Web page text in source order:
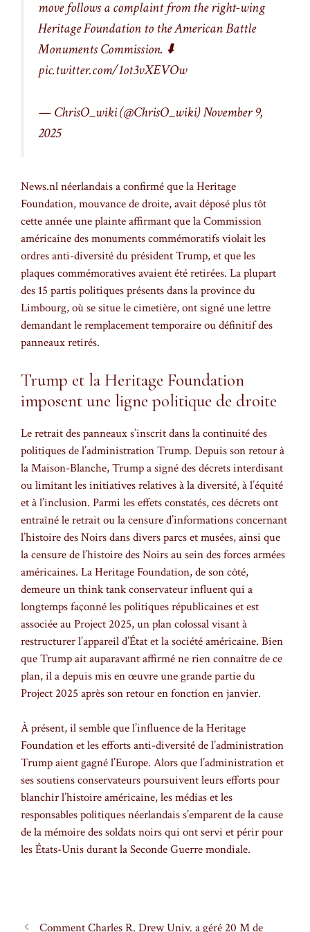
move follows a complaint from the right-wing
Heritage Foundation to the American Battle
Monuments Commission. ⬇️
pic.twitter.com/1ot3vXEVOw
— ChrisO_wiki (@ChrisO_wiki)November 9,
2025
News.nl néerlandais a confirmé que la Heritage
Foundation, mouvance de droite, avait déposé plus tôt
cette année une plainte affirmant que la Commission
américaine des monuments commémoratifs violait les
ordres anti-diversité du président Trump, et que les
plaques commémoratives avaient été retirées. La plupart
des 15 partis politiques présents dans la province du
Limbourg, où se situe le cimetière, ont signé une lettre
demandant le remplacement temporaire ou définitif des
panneaux retirés.
Trump et la Heritage Foundation
imposent une ligne politique de droite
Le retrait des panneaux s’inscrit dans la continuité des
politiques de l’administration Trump. Depuis son retour à
la Maison-Blanche, Trump a signé des décrets interdisant
ou limitant les initiatives relatives à la diversité, à l’équité
et à l’inclusion. Parmi les effets constatés, ces décrets ont
entraîné le retrait ou la censure d’informations concernant
l’histoire des Noirs dans divers parcs et musées, ainsi que
la censure de l’histoire des Noirs au sein des forces armées
américaines. La Heritage Foundation, de son côté,
demeure un think tank conservateur influent qui a
longtemps façonné les politiques républicaines et est
associée au Project 2025, un plan colossal visant à
restructurer l’appareil d’État et la société américaine. Bien
que Trump ait auparavant affirmé ne rien connaître de ce
plan, il a depuis mis en œuvre une grande partie du
Project 2025 après son retour en fonction en janvier.
À présent, il semble que l’influence de la Heritage
Foundation et les efforts anti-diversité de l’administration
Trump aient gagné l’Europe. Alors que l’administration et
ses soutiens conservateurs poursuivent leurs efforts pour
blanchir l’histoire américaine, les médias et les
responsables politiques néerlandais s’emparent de la cause
de la mémoire des soldats noirs qui ont servi et périr pour
les États-Unis durant la Seconde Guerre mondiale.
Comment Charles R. Drew Univ. a géré 20 M de